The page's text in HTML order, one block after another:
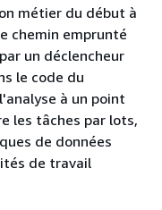
métier du début à
chemin emprunté
un déclencheur
le code du
à un point
les tâches par lots,
de données
de travail